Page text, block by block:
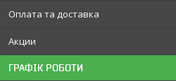
Оплата та доставка
Акции
ГРАФІК РОБОТИ